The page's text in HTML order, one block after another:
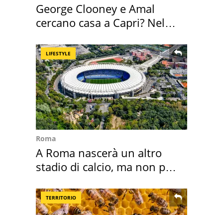
George Clooney e Amal
cercano casa a Capri? Nel
LIFESTYLE
Roma
A Roma nascerà un altro
stadio di calcio, ma non per
TERRITORIO